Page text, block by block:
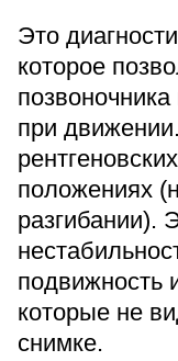
Суббота
Регистратура
«Парус»
Адрес
399000, г.
Ленинский
Понедельник —
08:00–16:45
перерыв
Это
которое
при
положениях
разгибании).
подвижность
которые не
снимке.